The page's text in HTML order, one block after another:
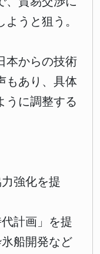
うと狙う。
本からの技術
もあり、具体
うに調整する
強化を提
計画」を提
船開発など